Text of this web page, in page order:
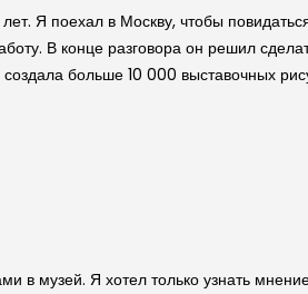
Я поехал в Москву, чтобы
В конце разговора он решил
больше 10 000 выставочных
музей. Я хотел только узнать